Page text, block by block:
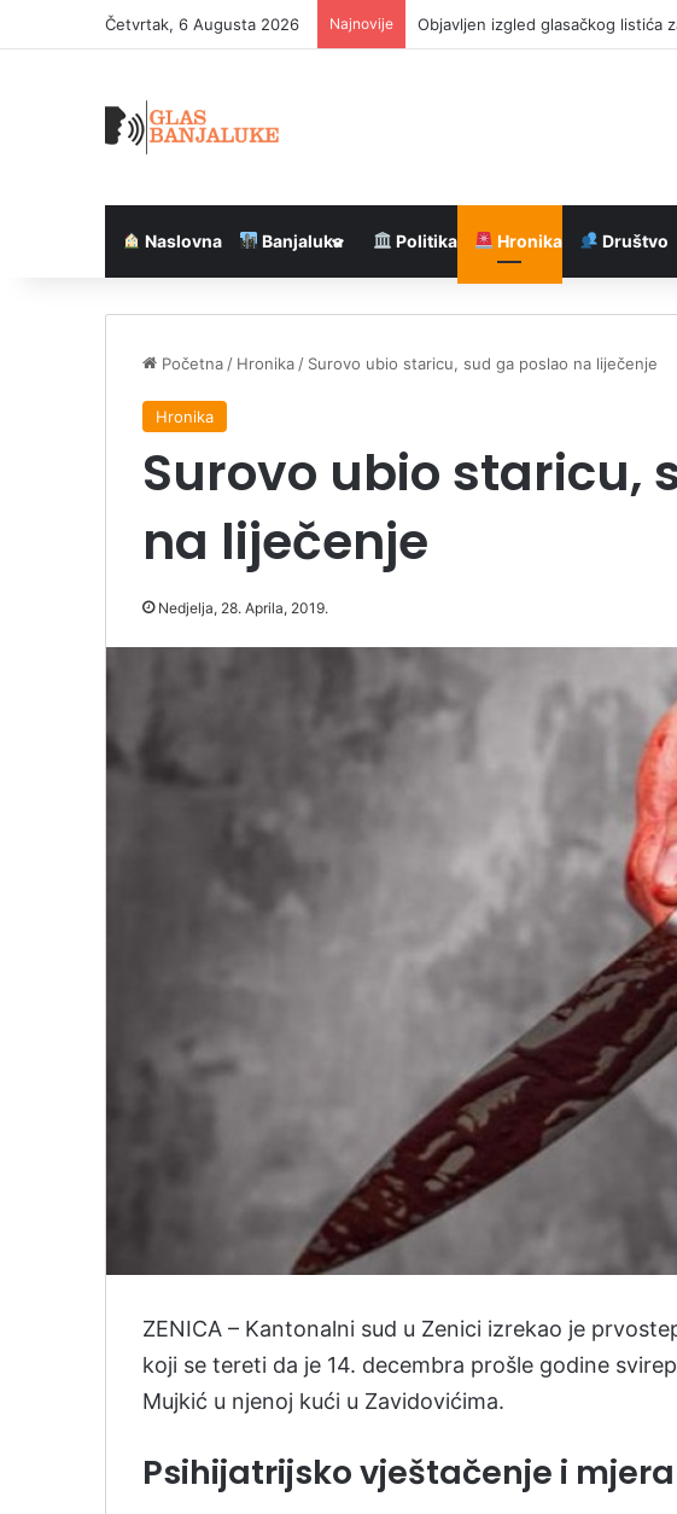
Četvrtak, 6 Augusta 2026 Najnovije Objavljen izgled glasačkog listića
Naslovna Banjaluka Politika Hronika Društvo
Početna / Hronika / Surovo ubio staricu, sud ga poslao na liječenje
Hronika
Surovo ubio staricu,
na liječenje
Nedjelja, 28. Aprila, 2019.
ZENICA – Kantonalni sud u Zenici izrekao je
koji se tereti da je 14. decembra prošle godine
Mujkić u njenoj kući u Zavidovićima.
Psihijatrijsko vještačenje i